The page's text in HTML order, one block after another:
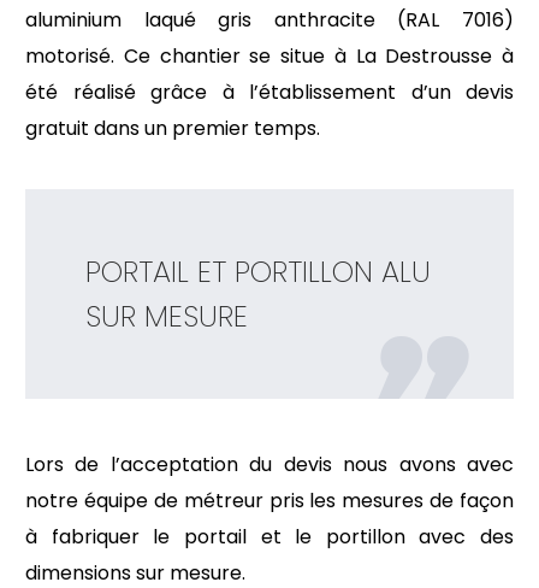
aluminium laqué gris anthracite (RAL 7016)
motorisé. Ce chantier se situe à La Destrousse à
été réalisé grâce à l’établissement d’un devis
gratuit dans un premier temps.
PORTAIL ET PORTILLON ALU
SUR MESURE
Lors de l’acceptation du devis nous avons avec
notre équipe de métreur pris les mesures de façon
à fabriquer le portail et le portillon avec des
dimensions sur mesure.